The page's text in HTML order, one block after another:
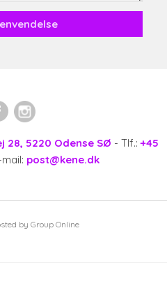
28, 5220 Odense SØ - Tlf.:+45
post@kene.dk
by Group Online